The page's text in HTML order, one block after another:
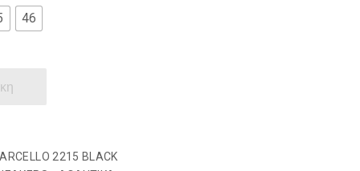
46
2215 BLACK